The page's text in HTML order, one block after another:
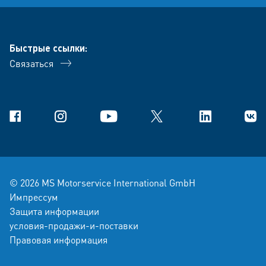
Быстрые ссылки:
Связаться
Facebook Instagram YouTube X Linkedin В
© 2026 MS Motorservice International GmbH
Импрессум
Защита информации
условия-продажи-и-поставки
Правовая информация